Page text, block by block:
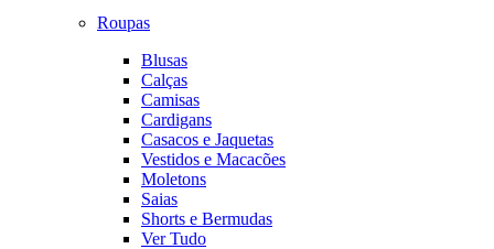
Roupas
Blusas
Calças
Camisas
Cardigans
Casacos e Jaquetas
Vestidos e Macacões
Moletons
Saias
Shorts e Bermudas
Ver Tudo